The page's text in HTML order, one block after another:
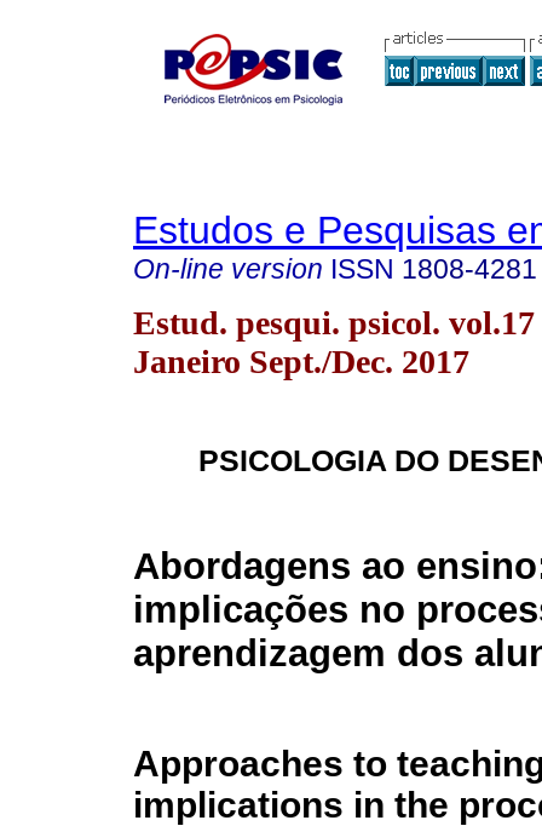
Estudos e Pesquisas
On-line version ISSN 1808-4281
Estud. pesqui. psicol.
Janeiro Sept./Dec. 2017
PSICOLOGIA DO
Abordagens ao
implicações no
aprendizagem dos
Approaches to
implications in the